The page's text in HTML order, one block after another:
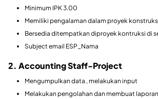
Minimum IPK 3.00
Memiliki pengalaman dalam proyek
Bersedia ditempatkan diproyek kontruksi di
Subject email ESP_Nama
2. Accounting Staff-Project
Mengumpulkan data , melakukan input
Melakukan pengolahan dan membuat